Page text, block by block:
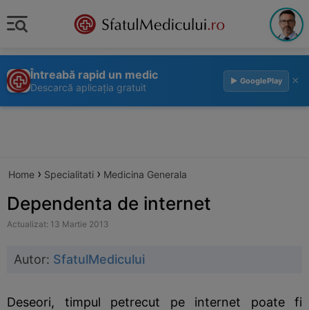
Întreabă rapid un medic
Descarcă aplicația gratuit
▶ GooglePlay ×
Home › Specialitati › Medicina Generala
Dependenta de internet
Actualizat: 13 Martie 2013
Autor: SfatulMedicului
Deseori, timpul petrecut pe internet poate fi